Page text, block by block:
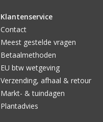
Klantenservice
Contact
Meest gestelde vragen
Betaalmethoden
EU btw wetgeving
Verzending, afhaal & retour
Markt- & tuindagen
Plantadvies